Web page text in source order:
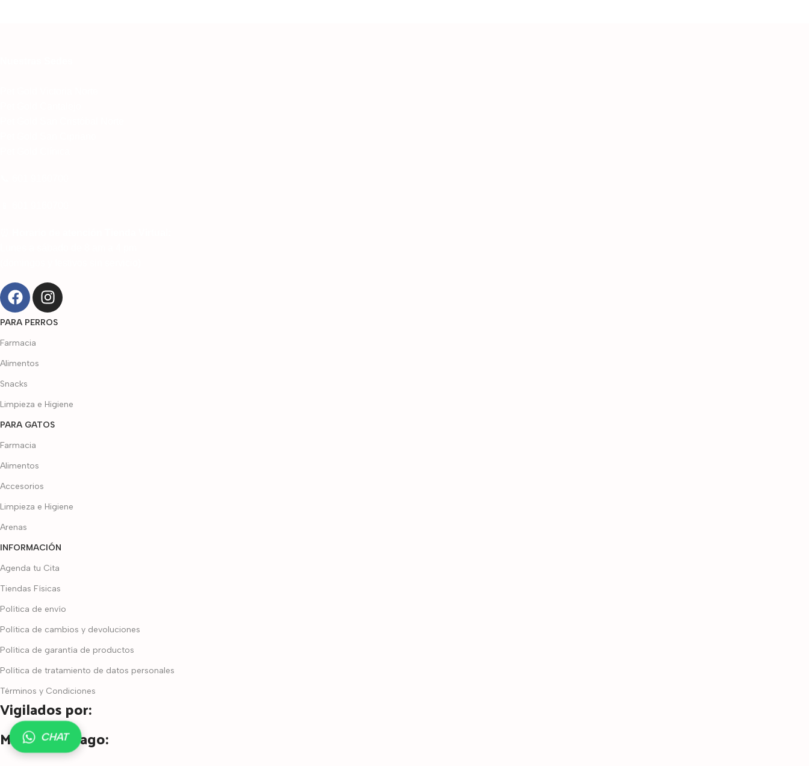
PARA PERROS
Farmacia
Alimentos
Snacks
Limpieza e Higiene
PARA GATOS
Farmacia
Alimentos
Accesorios
Limpieza e Higiene
Arenas
INFORMACIÓN
Agenda tu Cita
Tiendas Físicas
Política de envío
Política de cambios y devoluciones
Política de garantía de productos
Política de tratamiento de datos personales
Términos y Condiciones
Vigilados por:
Medios de pago:
CHAT